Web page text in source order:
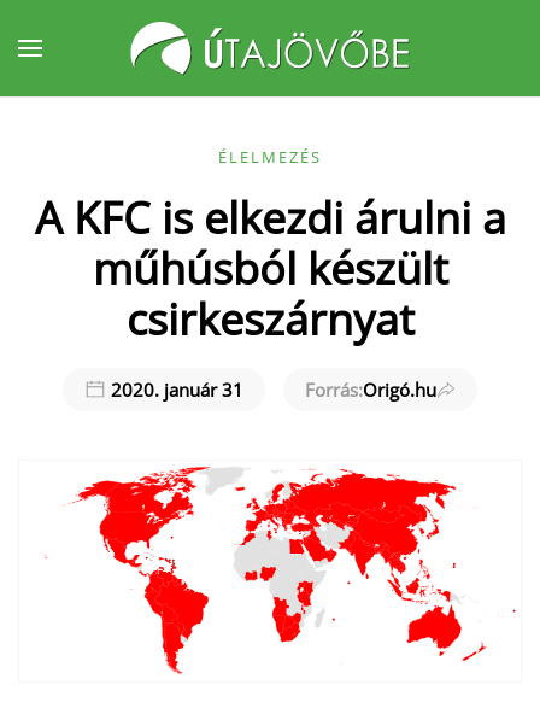
Fő tartalom átugrása
ÉLELMEZÉS
A KFC is elkezdi árulni a
műhúsból készült
csirkeszárnyat
2020. január 31 Forrás:Origó.hu